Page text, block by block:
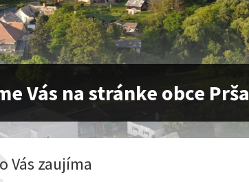
Vás na stránke obce Prša
Vás zaujíma